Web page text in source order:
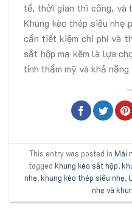
tế, thời gian thi công, và
Khung kèo thép siêu nhẹ
cần tiết kiệm chi phí và
sắt hộp mạ kẽm là lựa
tính thẩm mỹ và khả
This entry was posted in Mái
tagged khung kèo sắt hộp,
nhẹ,khung kèo thép siêu nhẹ,
nhẹ và